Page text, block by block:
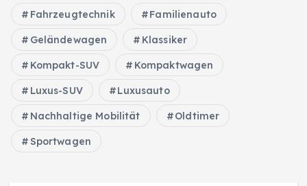
Fahrzeugtechnik Familienauto
Geländewagen Klassiker
Kompakt-SUV Kompaktwagen
Luxus-SUV Luxusauto
Nachhaltige Mobilität Oldtimer
Sportwagen